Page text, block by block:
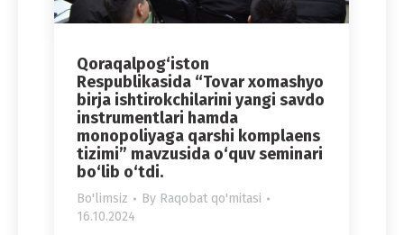
Qoraqalpog‘iston
Respublikasida “Tovar xomashyo
birja ishtirokchilarini yangi savdo
instrumentlari hamda
monopoliyaga qarshi komplaens
tizimi” mavzusida o‘quv seminari
bo‘lib o‘tdi.
Bo'limsiz By Raqobat qo'mitasi
16.10.2024